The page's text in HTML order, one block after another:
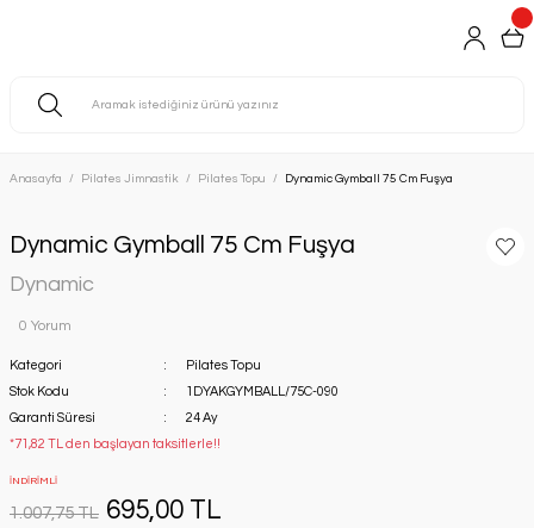
Anasayfa Pilates Jimnastik Pilates Topu Dynamic Gymball 75 Cm Fuşya
Dynamic Gymball 75 Cm Fuşya
Dynamic
0 Yorum
Kategori
Pilates Topu
Stok Kodu
1DYAKGYMBALL/75C-090
Garanti Süresi
24 Ay
*71,82 TL den başlayan taksitlerle!!
İNDİRİMLİ
1.007,75 TL 695,00 TL